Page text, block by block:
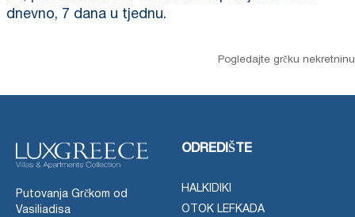
dnevno, 7 dana u tjednu.
Pogledajte grčku nekretninu
Putovanja Grčkom od
Vasiliadisa
ODREDIŠTE
HALKIDIKI
OTOK LEFKADA